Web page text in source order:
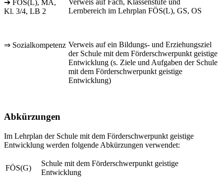
➔ FÖS(L), MA,
Kl. 3/4, LB 2
Verweis auf Fach, Klassenstufe und
Lernbereich im Lehrplan FÖS(L), GS, OS
⇒ Sozialkompetenz Verweis auf ein Bildungs- und Erziehungsziel
der Schule mit dem Förderschwerpunkt geistige
Entwicklung (s. Ziele und Aufgaben der Schule
mit dem Förderschwerpunkt geistige
Entwicklung)
Abkürzungen
Im Lehrplan der Schule mit dem Förderschwerpunkt geistige
Entwicklung werden folgende Abkürzungen verwendet:
FÖS(G)
Schule mit dem Förderschwerpunkt geistige
Entwicklung